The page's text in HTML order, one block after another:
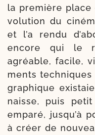
la pre­mière place
vo­lu­tion du
et l’a ren­du
encore qui le
agréable, facile,
ments
gra­phique
naisse, puis
empa­ré, jus­qu’à
à créer de